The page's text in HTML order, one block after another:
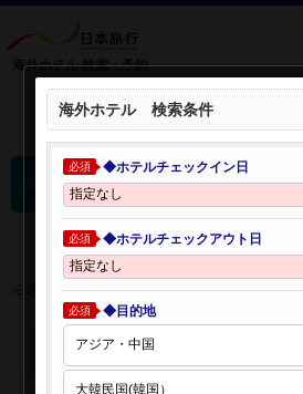
海外ホテル 検索・予約
検索条件を開く：
海外ホテル 検索結果
※表示金額はオンライン予約時の金額で
海外ホテル 検索条件
必須 ◆ホテルチェックイン日
必須 ◆ホテルチェックアウト日
必須 ◆目的地